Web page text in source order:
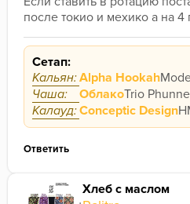
после токио и мехико а на 4
Сетап:
Кальян:Alpha Hookah
Чаша:
ОблакоTrio
Калауд:Conceptic Design
Ответить
Хлеб с маслом